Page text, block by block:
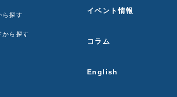
ら探す
から探す
イベント情報
コラム
English